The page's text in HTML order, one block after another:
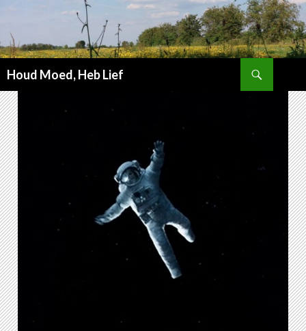
Houd Moed, Heb Lief
NAAR
INHOUD